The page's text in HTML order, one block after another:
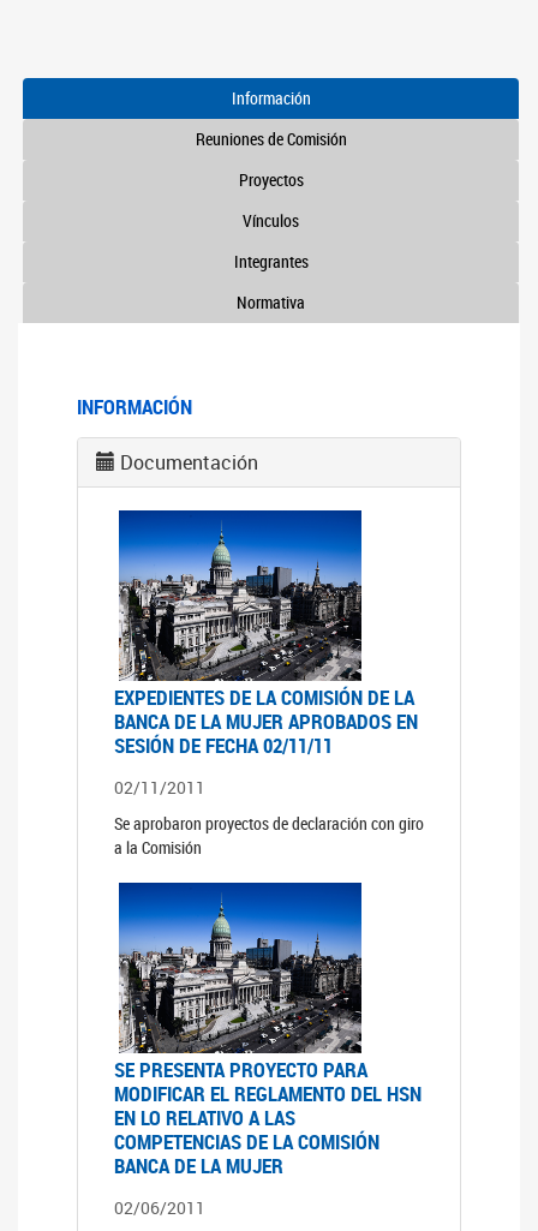
Información
Reuniones de Comisión
Proyectos
Vínculos
Integrantes
Normativa
INFORMACIÓN
Documentación
EXPEDIENTES DE LA COMISIÓN DE LA
BANCA DE LA MUJER APROBADOS EN
SESIÓN DE FECHA 02/11/11
02/11/2011
Se aprobaron proyectos de declaración con giro
a la Comisión
SE PRESENTA PROYECTO PARA
MODIFICAR EL REGLAMENTO DEL HSN
EN LO RELATIVO A LAS
COMPETENCIAS DE LA COMISIÓN
BANCA DE LA MUJER
02/06/2011